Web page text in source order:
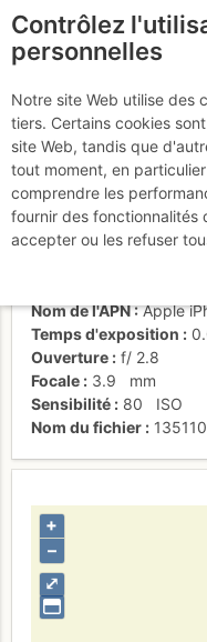
Avant
Activités
Date/heure
23 oct.
Contributeur
talisker
Nom de l'APN
Apple
Temps d'exposition
Ouverture
f/ 2.8
Focale
3.9
mm
Sensibilité
80
ISO
Nom du fichier
⤢
+
–
Contrôlez
personnelles
Notre site Web utilise des
tiers. Certains cookies
site Web, tandis que
tout moment, en
comprendre les
fournir des fonctionnalités
accepter ou les refuser